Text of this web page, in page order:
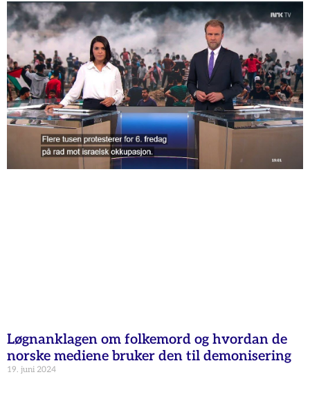
Løgnanklagen om folkemord og hvordan de
norske mediene bruker den til demonisering
19. juni 2024